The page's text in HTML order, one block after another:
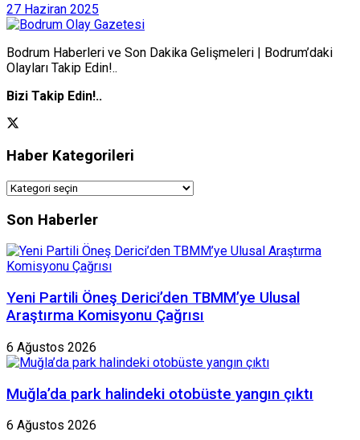
27 Haziran 2025
Bodrum Haberleri ve Son Dakika Gelişmeleri | Bodrum’daki
Olayları Takip Edin!..
Bizi Takip Edin!..
Haber Kategorileri
Haber
Son Haberler
Yeni Partili Öneş Derici’den TBMM’ye Ulusal
Araştırma Komisyonu Çağrısı
6 Ağustos 2026
Muğla’da park halindeki otobüste yangın çıktı
6 Ağustos 2026